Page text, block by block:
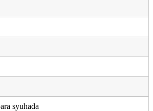
syuhada